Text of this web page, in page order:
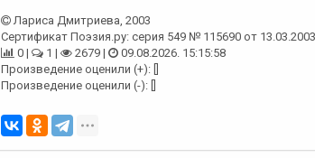
Лариса Дмитриева, 2003
Сертификат Поэзия.ру: серия 549 № 115690 от 13.03.2003
0 |
1 | 2679 |
09.08.2026. 15:15:58
Произведение оценили (+): []
Произведение оценили (-): []